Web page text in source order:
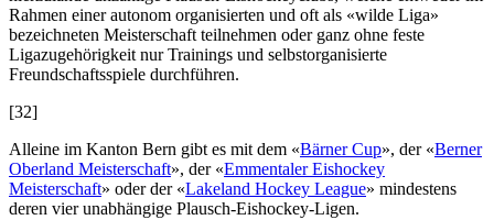
Rahmen einer autonom organisierten und oft als «wilde Liga»
bezeichneten Meisterschaft teilnehmen oder ganz ohne feste
Ligazugehörigkeit nur Trainings und selbstorganisierte
Freundschaftsspiele durchführen.
[32]
Alleine im Kanton Bern gibt es mit dem «Bärner Cup», der «Berner
Oberland Meisterschaft», der «Emmentaler Eishockey
Meisterschaft» oder der «Lakeland Hockey League» mindestens
deren vier unabhängige Plausch-Eishockey-Ligen.